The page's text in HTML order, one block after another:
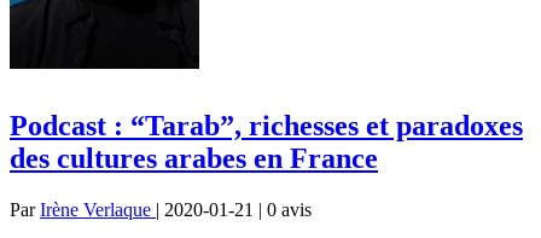
Podcast : “Tarab”, richesses et paradoxes
des cultures arabes en France
ParIrène Verlaque | 2020-01-21 | 0 avis